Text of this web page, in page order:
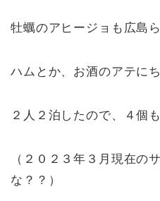
牡蠣のアヒージョも広島ら
ハムとか、お酒のアテに
２人２泊したので、４個
（２０２３年３月現在の
な？？）